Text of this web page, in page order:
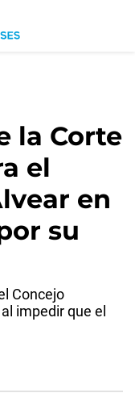
la Corte
el
en
su
Concejo
impedir que el